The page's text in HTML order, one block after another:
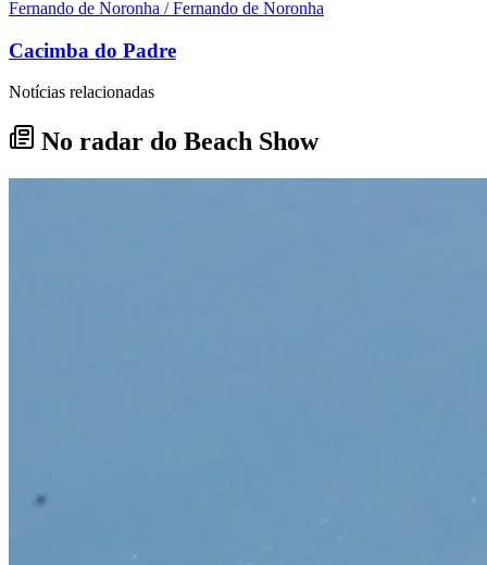
Fernando de Noronha / Fernando de Noronha
Cacimba do Padre
Notícias relacionadas
No radar do Beach Show